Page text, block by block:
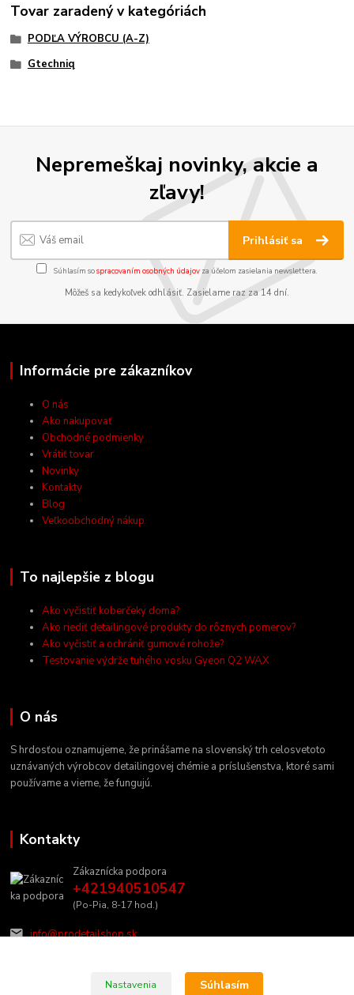
Tovar zaradený v kategóriách
PODĽA VÝROBCU (A-Z)
Gtechniq
Nepremeškaj novinky, akcie a
zľavy!
Prihlásiť sa
Súhlasím sospracovaním osobných údajov za účelom zasielania newslettera.
Môžeš sa kedykoľvek odhlásiť. Zasielame raz za 14 dní.
Informácie pre zákazníkov
O nás
Ako nakupovať
Obchodné podmienky
Vrátiť tovar
Novinky
Kontakty
Blog
Veľkoobchodný nákup
To najlepšie z blogu
Ako vyčistiť koberčeky doma?
Ako riediť detailingové produkty do rôznych pomerov?
Ako vyčistiť a ochrániť gumové rohože?
Testovanie výdrže tuhého vosku Gyeon Q2 WAX
O nás
S hrdosťou oznamujeme, že prinášame na slovenský trh celosvetoto
uznávaných výrobcov detailingovej chémie a príslušenstva, ktoré sami
používame a vieme, že fungujú.
Kontakty
Zákaznícka podpora
+421940510547
(Po-Pia, 8-17 hod.)
info@prodetailshop.sk
Nastavenia Súhlasím